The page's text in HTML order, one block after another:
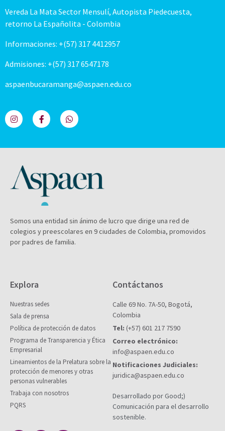
Vereda La Mata Sector Mensulí, Autopista Piedecuesta,
retorno La Españolita - Colombia
Informaciones: +(57) 317 4412957
Admisiones: +(57) 317 6547178
aspaenbucaramanga@aspaen.edu.co
Somos una entidad sin ánimo de lucro que dirige una red de
colegios y preescolares en 9 ciudades de Colombia, promovidos
por padres de familia.
Explora
Nuestras sedes
Sala de prensa
Política de protección de datos
Programa de Transparencia y Ética
Empresarial
Lineamientos de la Prelatura sobre la
protección de menores y otras
personas vulnerables
Trabaja con nosotros
PQRS
Contáctanos
Calle 69 No. 7A-50, Bogotá,
Colombia
Tel: (+57) 601 217 7590
Correo electrónico:
info@aspaen.edu.co
Notificaciones Judiciales:
juridica@aspaen.edu.co
Desarrollado por Good;)
Comunicación para el desarrollo
sostenible.